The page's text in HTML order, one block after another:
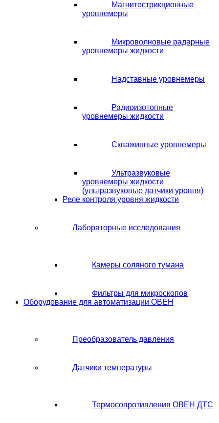
Магнитострикционные
уровнемеры
Микроволновые радарные
уровнемеры жидкости
Надставные уровнемеры
Радиоизотопные
уровнемеры жидкости
Скважинные уровнемеры
Ультразвуковые
уровнемеры жидкости
(ультразвуковые датчики уровня)
Реле контроля уровня жидкости
Лабораторные исследования
Камеры соляного тумана
Фильтры для микроскопов
Оборудование для автоматизации ОВЕН
Преобразователь давления
Датчики температуры
Термосопротивления ОВЕН ДТС